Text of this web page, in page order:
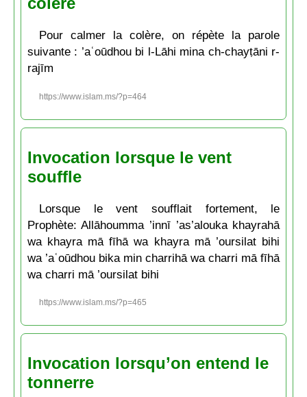
Pour calmer la colère, on répète la parole
suivante : ’aʿoūdhou bi l-Lāhi mina ch-chayṭāni r-
rajīm
https://www.islam.ms/?p=464
Invocation lorsque le vent
souffle
Lorsque le vent soufflait fortement, le
Prophète: Allāhoumma ’innī ’as’alouka khayrahā
wa khayra mā fīhā wa khayra mā ’oursilat bihi
wa ’aʿoūdhou bika min charrihā wa charri mā fīhā
wa charri mā ’oursilat bihi
https://www.islam.ms/?p=465
Invocation lorsqu’on entend le
tonnerre